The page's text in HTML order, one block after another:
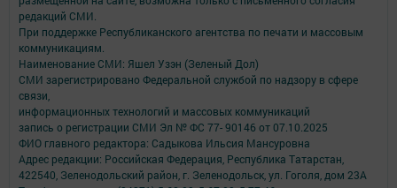
редакций СМИ.
При поддержке Республиканского агентства по печати и массовым
коммуникациям.
Наименование СМИ: Яшел Узэн (Зеленый Дол)
СМИ зарегистрировано Федеральной службой по надзору в сфере
связи,
информационных технологий и массовых коммуникаций
запись о регистрации СМИ Эл № ФС 77- 90146 от 07.10.2025
ФИО главного редактора: Садыкова Ильсия Мансуровна
Адрес редакции: Российская Федерация, Республика Татарстан,
422540, Зеленодольский район, г. Зеленодольск, ул. Гоголя, дом 23А